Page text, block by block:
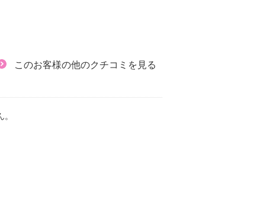
このお客様の他のクチコミを見る